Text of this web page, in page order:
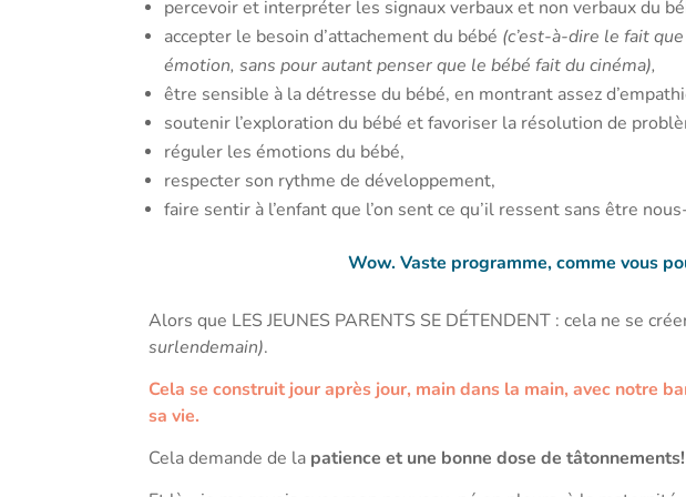
percevoir et interpréter les signaux verbaux et non verbaux du
accepter le besoin d’attachement du bébé (c’est-à-dire le fait
émotion, sans pour autant penser que le bébé fait du cinéma),
être sensible à la détresse du bébé, en montrant assez
soutenir l’exploration du bébé et favoriser la résolution de
réguler les émotions du bébé,
respecter son rythme de développement,
faire sentir à l’enfant que l’on sent ce qu’il ressent sans être
Wow. Vaste programme, comme vous
Alors que LES JEUNES PARENTS SE DÉTENDENT : cela ne se
surlendemain).
Cela se construit jour après jour, main dans la main, avec notre
sa vie.
Cela demande de la patience et une bonne dose de tâtonnements!